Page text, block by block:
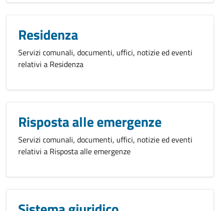
Residenza
Servizi comunali, documenti, uffici, notizie ed eventi
relativi a Residenza
Risposta alle emergenze
Servizi comunali, documenti, uffici, notizie ed eventi
relativi a Risposta alle emergenze